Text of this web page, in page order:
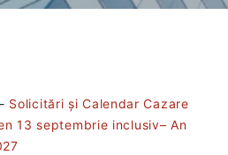
- Solicitări și Calendar Cazare
13 septembrie inclusiv– An